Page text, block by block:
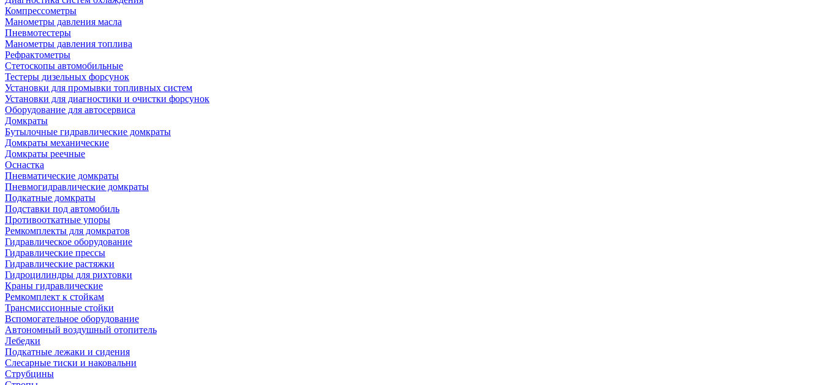
Компрессометры
Манометры давления масла
Пневмотестеры
Манометры давления топлива
Рефрактометры
Стетоскопы автомобильные
Тестеры дизельных форсунок
Установки для промывки топливных систем
Установки для диагностики и очистки форсунок
Оборудование для автосервиса
Домкраты
Бутылочные гидравлические домкраты
Домкраты механические
Домкраты реечные
Оснастка
Пневматические домкраты
Пневмогидравлические домкраты
Подкатные домкраты
Подставки под автомобиль
Противооткатные упоры
Ремкомплекты для домкратов
Гидравлическое оборудование
Гидравлические прессы
Гидравлические растяжки
Гидроцилиндры для рихтовки
Краны гидравлические
Ремкомплект к стойкам
Трансмиссионные стойки
Вспомогательное оборудование
Автономный воздушный отопитель
Лебедки
Подкатные лежаки и сидения
Слесарные тиски и наковальни
Струбцины